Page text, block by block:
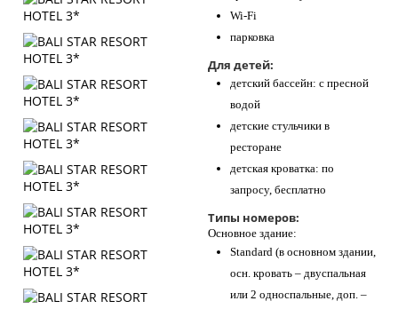
Wi-Fi
парковка
Для детей:
детский бассейн: с пресной
водой
детские стульчики в
ресторане
детская кроватка: по
запросу, бесплатно
Типы номеров:
Основное здание:
Standard (в основном здании,
осн. кровать – двуспальная
или 2 односпальные, доп. –